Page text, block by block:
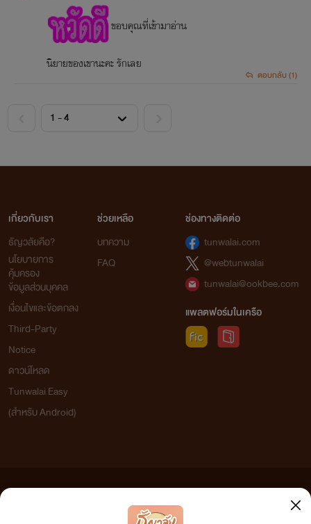
ขอบคุณที่เข้ามาอ่าน
นิยายของเขานะคะ รักเลย
ตอบกลับ (1)
เกี่ยวกับเรา
ธัญวลัยคือ?
นโยบายการ
คุ้มครอง
ข้อมูลส่วนบุคคล
เงื่อนไขและข้อตกลง
Third-Party
Notice
ดาวน์โหลด
Tunwalai Easy
(สำหรับ Android)
ช่วยเหลือ
บทความ
FAQ
ช่องทางติดต่อ
tunwalai.com
@webtunwalai
tunwalai@ookbee.com
แพลตฟอร์มในเครือ
เว็บไซต์แห่งนี้ไม่ได้เห็นด้วยและไม่ขอรับผิดชอบต่อข้อความใดๆ ทั้งสิ้น ดังนั้นผู้อ่านทุกท่านโปรดใช้